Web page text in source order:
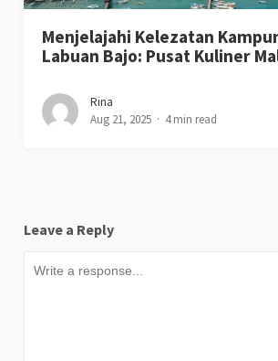
Menjelajahi Kelezatan
Labuan Bajo: Pusat Kuliner
Rina
Aug 21, 2025
4 min read
Leave a Reply